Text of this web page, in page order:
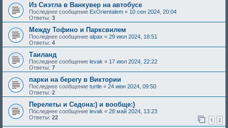
Из Сиэтла в Ванкувер на автобусе
Последнее сообщение ExOrientalem « 10 сен 2024, 20:04
Ответы: 3
Между Тофино и Парксвилем
Последнее сообщение alpax « 29 июл 2024, 18:51
Ответы: 4
Таиланд
Последнее сообщение levak « 17 июл 2024, 22:22
Ответы: 7
парки на берегу в Виктории
Последнее сообщение turtle « 24 июн 2024, 09:50
Ответы: 2
Перелеты и Седона:) и вообще:)
Последнее сообщение levak « 28 май 2024, 13:23
Ответы: 22 1 2